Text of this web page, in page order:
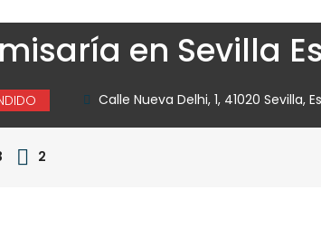
en Sevilla
Calle Nueva Delhi, 1, 41020 Sevilla,
2